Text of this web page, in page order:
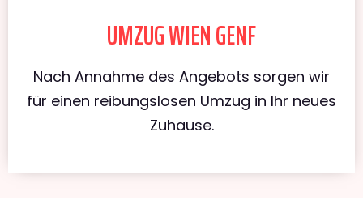
UMZUG WIEN GENF
Nach Annahme des Angebots sorgen wir
für einen reibungslosen Umzug in Ihr neues
Zuhause.